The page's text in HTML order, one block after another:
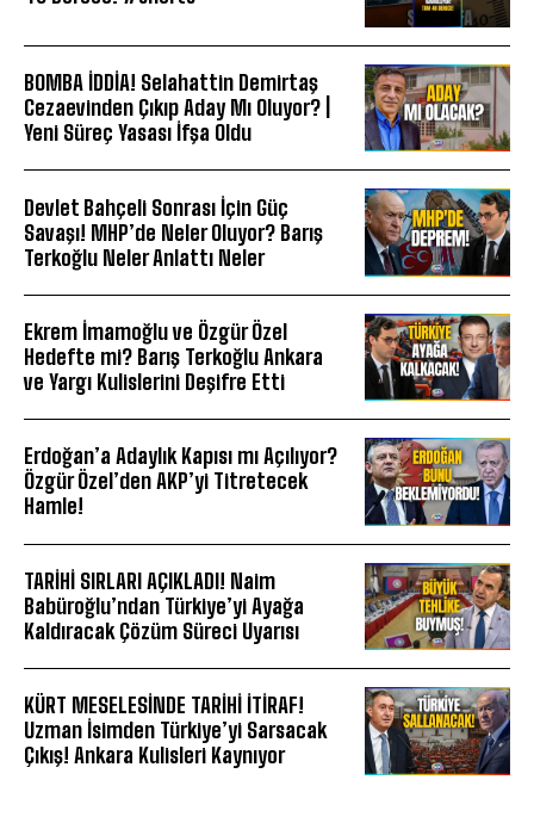
BOMBA İDDİA! Selahattin Demirtaş
Cezaevinden Çıkıp Aday Mı Oluyor? |
Yeni Süreç Yasası İfşa Oldu
Devlet Bahçeli Sonrası İçin Güç
Savaşı! MHP’de Neler Oluyor? Barış
Terkoğlu Neler Anlattı Neler
Ekrem İmamoğlu ve Özgür Özel
Hedefte mi? Barış Terkoğlu Ankara
ve Yargı Kulislerini Deşifre Etti
Erdoğan’a Adaylık Kapısı mı Açılıyor?
Özgür Özel’den AKP’yi Titretecek
Hamle!
TARİHİ SIRLARI AÇIKLADI! Naim
Babüroğlu’ndan Türkiye’yi Ayağa
Kaldıracak Çözüm Süreci Uyarısı
KÜRT MESELESİNDE TARİHİ İTİRAF!
Uzman İsimden Türkiye’yi Sarsacak
Çıkış! Ankara Kulisleri Kaynıyor